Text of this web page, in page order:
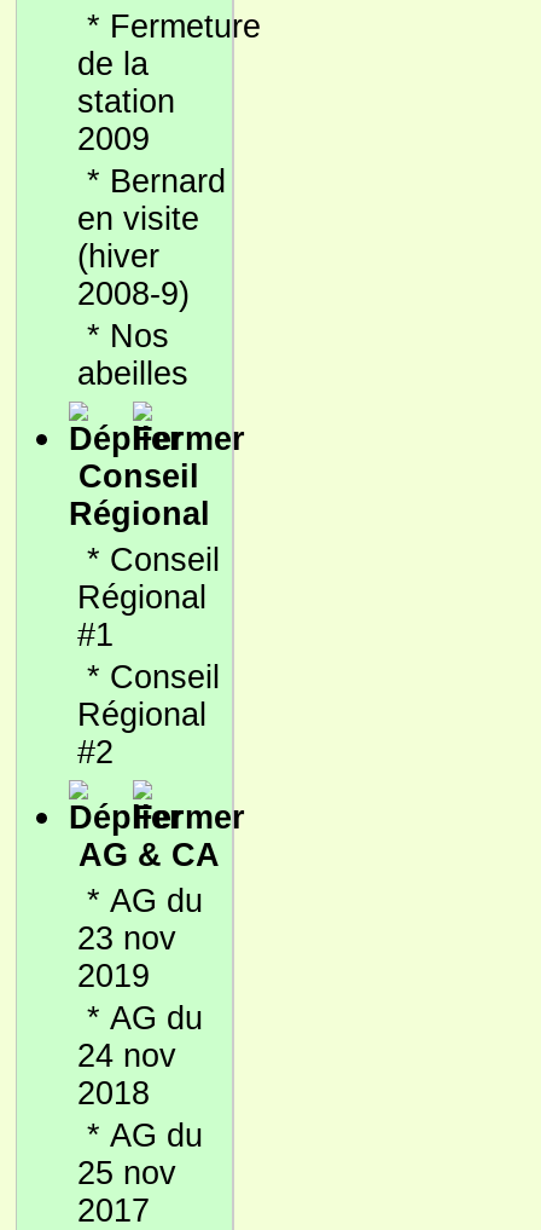
* Fermeture
de la
station
2009
* Bernard
en visite
(hiver
2008-9)
* Nos
abeilles
Conseil
Régional
* Conseil
Régional
#1
* Conseil
Régional
#2
AG & CA
* AG du
23 nov
2019
* AG du
24 nov
2018
* AG du
25 nov
2017